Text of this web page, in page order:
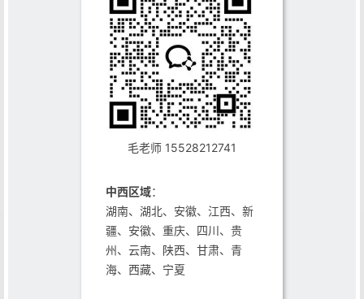
毛老师 15528212741
中西区域：
湖南、湖北、安徽、江西、新
疆、安徽、重庆、四川、贵
州、云南、陕西、甘肃、青
海、西藏、宁夏